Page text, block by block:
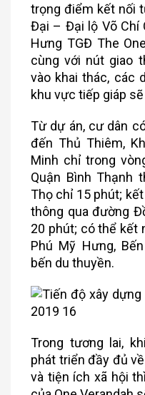
trọng điểm kết nối
Đại – Đại lộ Võ Chí
Hưng TGĐ The
cùng với nút giao
vào khai thác, các
khu vực tiếp giáp
Từ dự án, cư dân
đến Thủ Thiêm,
Minh chỉ trong
Quận Bình Thạnh
Thọ chỉ 15 phút;
thông qua đường
20 phút; có thể kết
Phú Mỹ Hưng,
bến du thuyền.
Trong tương lai,
phát triển đầy đủ
và tiện ích xã hội